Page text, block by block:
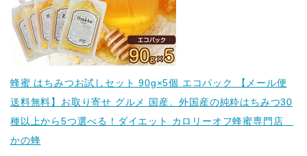
蜂蜜 はちみつお試しセット 90g×5個 エコパック 【メール便
送料無料】お取り寄せ グルメ 国産、外国産の純粋はちみつ30
種以上から5つ選べる！ダイエット カロリーオフ蜂蜜専門店
かの蜂